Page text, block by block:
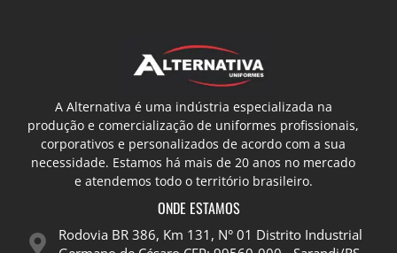
A Alternativa é uma indústria especializada na
produção e comercialização de uniformes profissionais,
corporativos e personalizados de acordo com a sua
necessidade. Estamos há mais de 20 anos no mercado
e atendemos todo o território brasileiro.
ONDE ESTAMOS
Rodovia BR 386, Km 131, N° 01 Distrito Industrial